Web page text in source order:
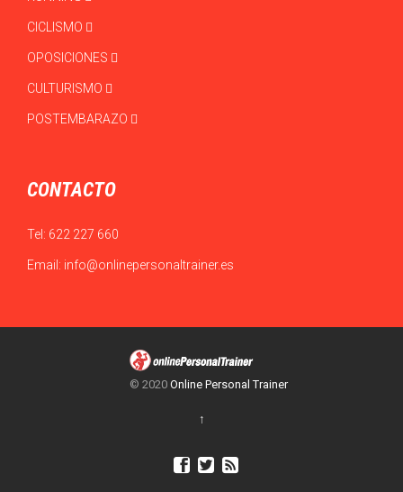
CICLISMO
OPOSICIONES
CULTURISMO
POSTEMBARAZO
CONTACTO
Tel: 622 227 660
Email: info@onlinepersonaltrainer.es
© 2020 Online Personal Trainer
↑
  